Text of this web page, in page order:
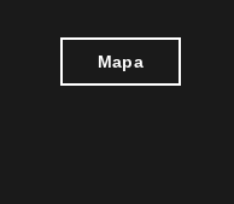
Mapa